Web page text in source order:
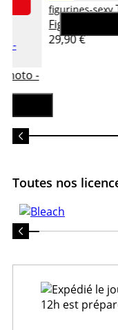
-
figurines-sexy
Figurine
29,90 €
Toutes nos